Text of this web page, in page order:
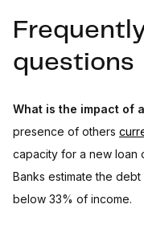
questions
What is the impact of
presence of others
capacity for a new loan
Banks estimate the
below 33% of income.